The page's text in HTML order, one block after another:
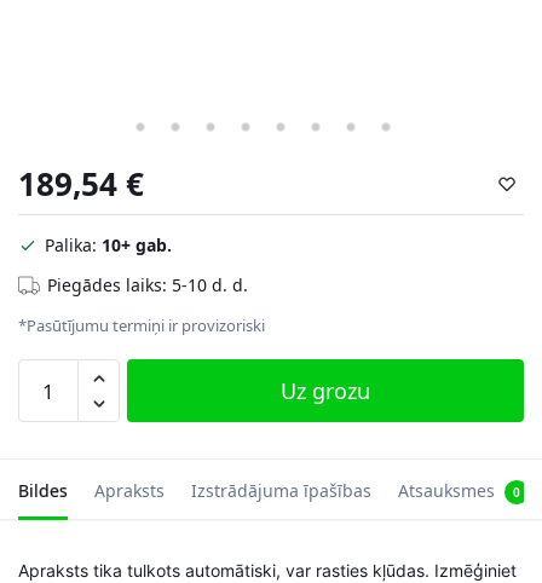
189,54€
Palika: 10+ gab.
Piegādes laiks: 5-10 d. d.
*Pasūtījumu termiņi ir provizoriski
gab.
krēslu
komplekts
Uz grozu
Bildes Apraksts Izstrādājuma īpašības Atsauksmes 0
Apraksts tika tulkots automātiski, var rasties kļūdas. Izmēģiniet